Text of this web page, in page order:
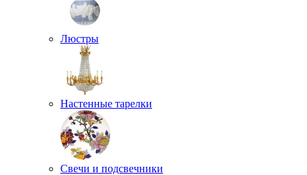
Люстры
Настенные тарелки
Свечи и подсвечники